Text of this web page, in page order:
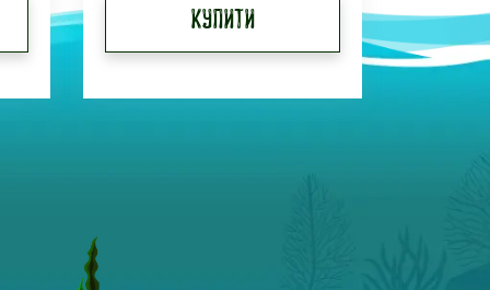
Купити